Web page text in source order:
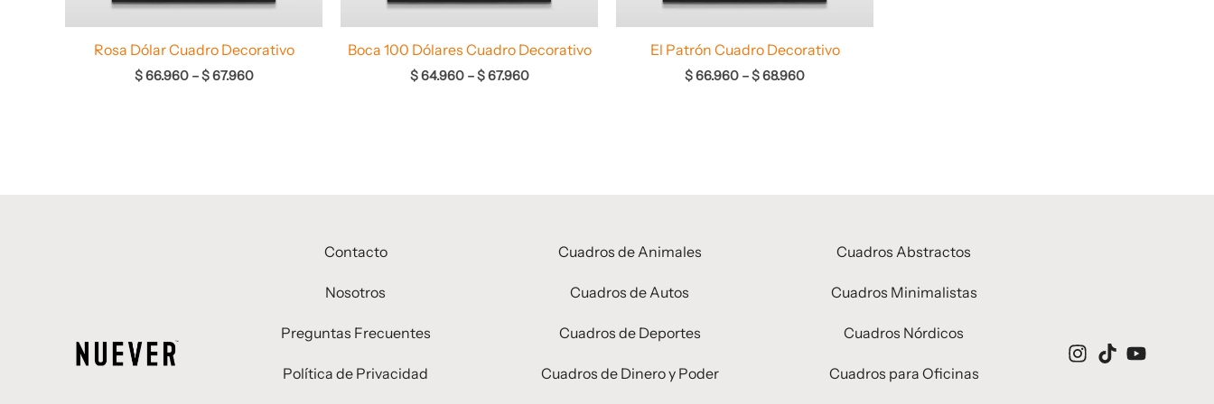
Rosa Dólar Cuadro Decorativo
$66.960 –$67.960
Boca 100 Dólares Cuadro Decorativo
$64.960 –$67.960
El Patrón Cuadro Decorativo
$66.960 –$68.960
Contacto
Nosotros
Preguntas Frecuentes
Política de Privacidad
Cuadros de Animales
Cuadros de Autos
Cuadros de Deportes
Cuadros de Dinero y Poder
Cuadros Abstractos
Cuadros Minimalistas
Cuadros Nórdicos
Cuadros para Oficinas